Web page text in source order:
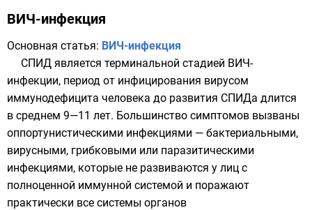
ВИЧ-инфекция
Основная статья: ВИЧ-инфекция
СПИД является терминальной стадией ВИЧ-
инфекции, период от инфицирования вирусом
иммунодефицита человека до развития СПИДа длится
в среднем 9—11 лет. Большинство симптомов вызваны
оппортунистическими инфекциями — бактериальными,
вирусными, грибковыми или паразитическими
инфекциями, которые не развиваются у лиц с
полноценной иммунной системой и поражают
практически все системы органов